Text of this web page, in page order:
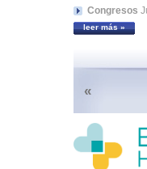
Congresos
leer más »
«